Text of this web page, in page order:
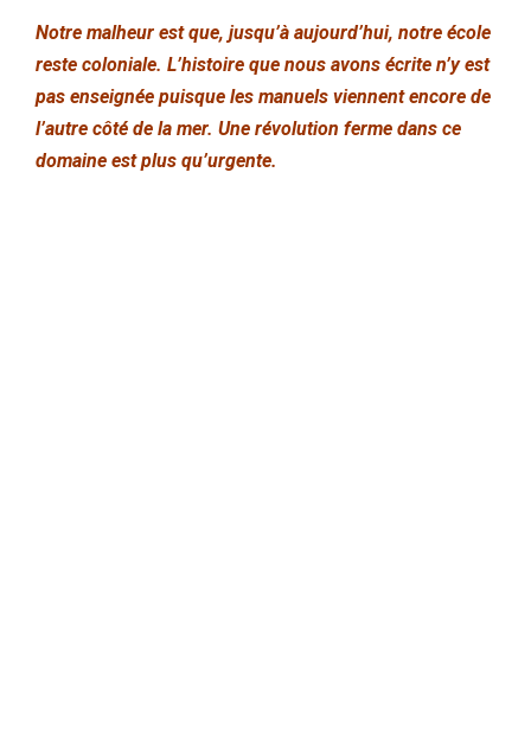
Notre malheur est que, jusqu’à aujourd’hui, notre école
reste coloniale. L’histoire que nous avons écrite n’y est
pas enseignée puisque les manuels viennent encore de
l’autre côté de la mer. Une révolution ferme dans ce
domaine est plus qu’urgente.